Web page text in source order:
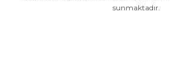
sunmaktadır.